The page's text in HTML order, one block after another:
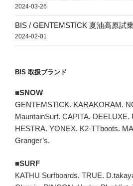
2024-03-26
BIS / GENTEMSTICK 夏油高原試
2024-02-01
BIS 取扱ブランド
■SNOW
GENTEMSTICK. KARAKORAM.
MauntainSurf. CAPITA. DEELUXE.
HESTRA. YONEX. K2-TTboots.
Granger’s.
■SURF
KATHU Surfboards. TRUE.